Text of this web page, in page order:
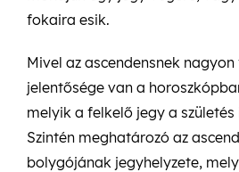
fokaira esik.
Mivel az ascendensnek
jelentősége van a
melyik a felkelő jegy a
Szintén meghatározó az
bolygójának jegyhelyzete,